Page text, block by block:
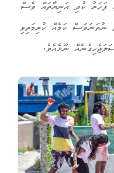
ފަހަރު ކުދި އަނިޔާތައް ވެސް
ނުތަނަވަސް ކަމެއް ކުރިމަތިވި
ނޫޅެއެވެ.